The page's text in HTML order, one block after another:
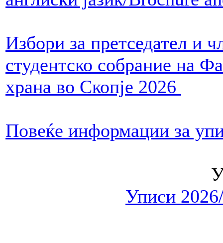
Избори за претседател и
студентско собрание на
храна во Скопје 2026
Повеќе информации за
Уписи